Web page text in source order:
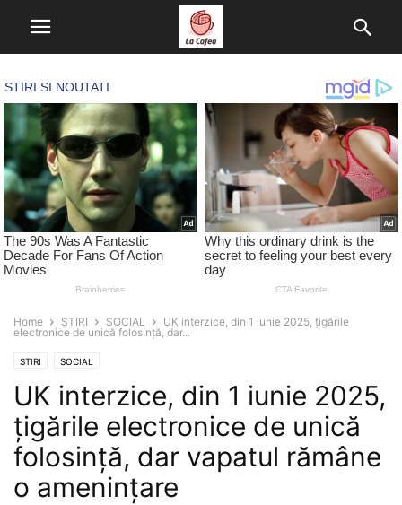
Home STIRI SOCIAL
UK interzice, din 1 iunie 2025, țigările
electronice de unică folosință, dar...
STIRI SOCIAL
UK interzice, din 1 iunie 2025,
țigările electronice de unică
folosință, dar vapatul rămâne
o amenințare